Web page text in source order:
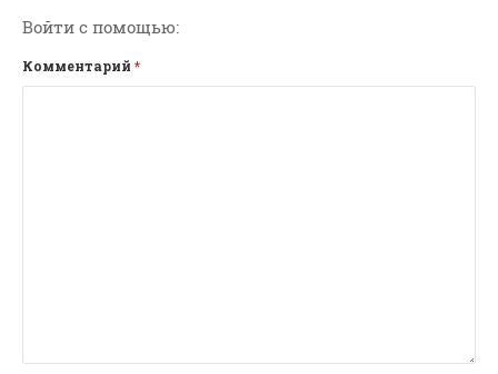
Войти с помощью:
Комментарий *